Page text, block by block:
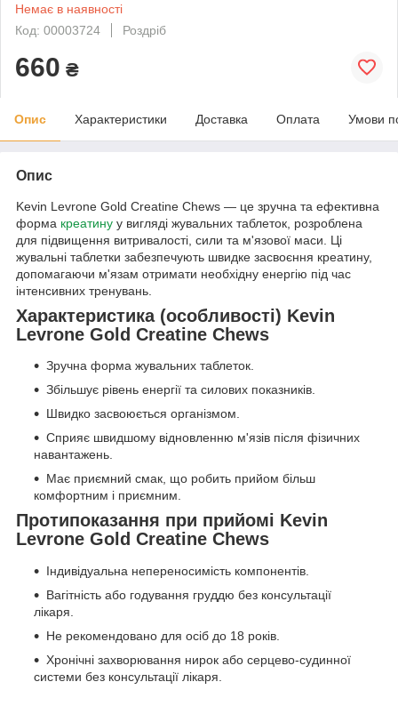
Немає в наявності
Код: 00003724
Роздріб
660 ₴
Опис Характеристики Доставка Оплата Умови
Опис
Kevin Levrone Gold Creatine Chews — це зручна та ефективна
форма креатину у вигляді жувальних таблеток, розроблена
для підвищення витривалості, сили та м'язової маси. Ці
жувальні таблетки забезпечують швидке засвоєння креатину,
допомагаючи м'язам отримати необхідну енергію під час
інтенсивних тренувань.
Характеристика (особливості) Kevin
Levrone Gold Creatine Chews
Зручна форма жувальних таблеток.
Збільшує рівень енергії та силових показників.
Швидко засвоюється організмом.
Сприяє швидшому відновленню м'язів після фізичних
навантажень.
Має приємний смак, що робить прийом більш
комфортним і приємним.
Протипоказання при прийомі Kevin
Levrone Gold Creatine Chews
Індивідуальна непереносимість компонентів.
Вагітність або годування груддю без консультації
лікаря.
Не рекомендовано для осіб до 18 років.
Хронічні захворювання нирок або серцево-судинної
системи без консультації лікаря.